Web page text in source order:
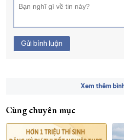
Gửi bình luận
Xem thêm
Cùng chuyên mục